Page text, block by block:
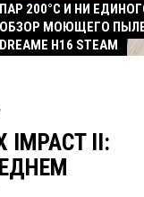
ПАР 200°C И НИ
ОБЗОР МОЮЩЕГО
DREAME H16 STEAM
IMPACT II: